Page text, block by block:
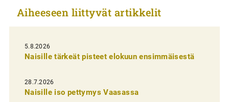
k
e
l
i
e
n
Aiheeseen liittyvät artikkelit
5.8.2026
Naisille tärkeät pisteet elokuun ensimmäisestä
28.7.2026
Naisille iso pettymys Vaasassa